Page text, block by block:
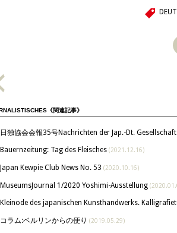
《関連記事》
日独協会会報35号Nachrichten der Jap.-Dt.
Bauernzeitung: Tag des Fleisches (2021.12.16)
Japan Kewpie Club News No. 53 (2020.10.16)
MuseumsJournal 1/2020 Yoshimi-Ausstellung
Kleinode des japanischen Kunsthandwerks.
コラム:ベルリンからの便り (2019.05.29)